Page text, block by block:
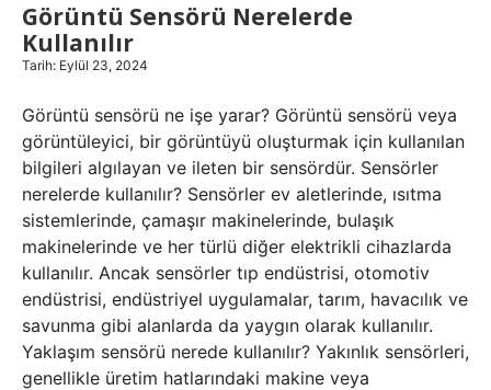
Görüntü Sensörü Nerelerde
Kullanılır
Tarih: Eylül 23, 2024
Görüntü sensörü ne işe yarar? Görüntü sensörü veya
görüntüleyici, bir görüntüyü oluşturmak için kullanılan
bilgileri algılayan ve ileten bir sensördür. Sensörler
nerelerde kullanılır? Sensörler ev aletlerinde, ısıtma
sistemlerinde, çamaşır makinelerinde, bulaşık
makinelerinde ve her türlü diğer elektrikli cihazlarda
kullanılır. Ancak sensörler tıp endüstrisi, otomotiv
endüstrisi, endüstriyel uygulamalar, tarım, havacılık ve
savunma gibi alanlarda da yaygın olarak kullanılır.
Yaklaşım sensörü nerede kullanılır? Yakınlık sensörleri,
genellikle üretim hatlarındaki makine veya